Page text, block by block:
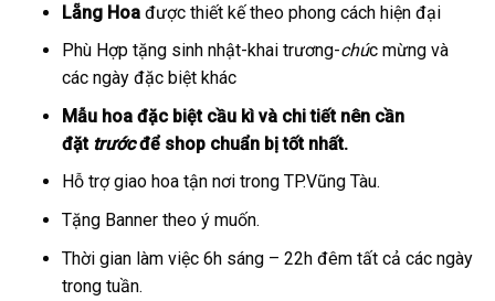
Lẵng Hoa được thiết kế theo phong cách hiện đại
Phù Hợp tặng sinh nhật-khai trương-chúc mừng và
các ngày đặc biệt khác
Mẫu hoa đặc biệt cầu kì và chi tiết nên cần
đặt trướcđể shop chuẩn bị tốt nhất.
Hỗ trợ giao hoa tận nơi trong TP.Vũng Tàu.
Tặng Banner theo ý muốn.
Thời gian làm việc 6h sáng – 22h đêm tất cả các ngày
trong tuần.